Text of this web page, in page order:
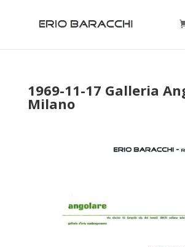
1969-11-17 Galleria
Milano